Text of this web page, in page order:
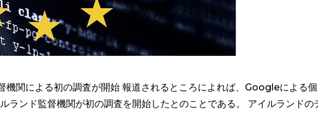
関による初の調査が開始 報道されるところによれば、Googleによる個
ランド監督機関が初の調査を開始したとのことである。 アイルランドの